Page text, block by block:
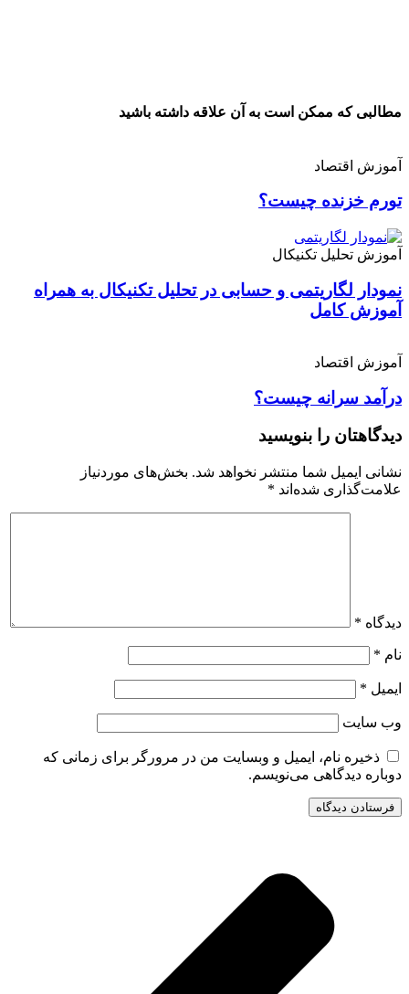
مطالبی که ممکن است به آن علاقه داشته باشید
آموزش اقتصاد
تورم خزنده چیست؟
آموزش تحلیل تکنیکال
نمودار لگاریتمی و حسابی در تحلیل تکنیکال به همراه
آموزش کامل
آموزش اقتصاد
درآمد سرانه چیست؟
دیدگاهتان را بنویسید
نشانی ایمیل شما منتشر نخواهد شد. بخش‌های موردنیاز
علامت‌گذاری شده‌اند *
دیدگاه *
نام *
ایمیل *
وب‌ سایت
ذخیره نام، ایمیل و وبسایت من در مرورگر برای زمانی که
دوباره دیدگاهی می‌نویسم.